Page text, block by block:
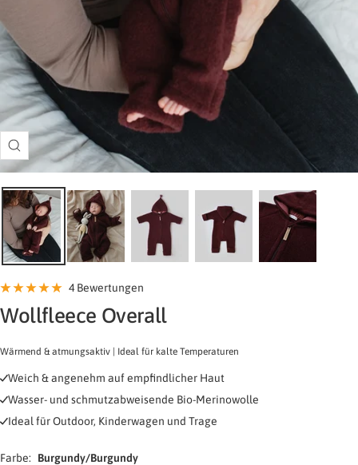
Zoom
4 Bewertungen
Wollfleece Overall-
Wärmend & atmungsaktiv | Ideal für kalte Temperaturen
Weich & angenehm auf empfindlicher Haut
Wasser- und schmutzabweisende Bio-Merinowolle
Ideal für Outdoor, Kinderwagen und Trage
Farbe: Burgundy/Burgundy